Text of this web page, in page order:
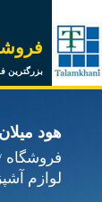
بزرگترین
هود میلان
فروشگاه
لوازم